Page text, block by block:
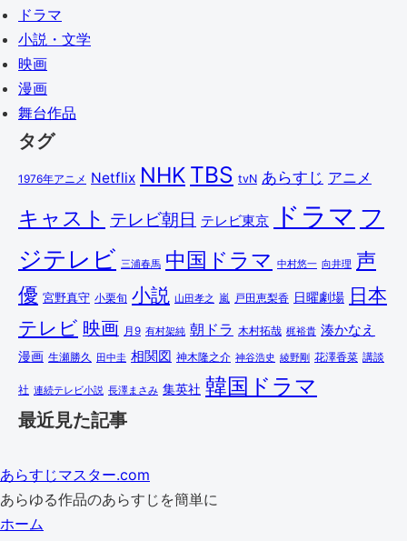
ドラマ
小説・文学
映画
漫画
舞台作品
タグ
1976年アニメ Netflix NHK TBS tvN あらすじ アニメ
キャスト テレビ朝日 テレビ東京 ドラマ フ
ジテレビ 三浦春馬 中国ドラマ 中村悠一 向井理 声
優 宮野真守 小栗旬 小説 山田孝之 嵐 戸田恵梨香 日曜劇場 日本
テレビ 映画 月9 有村架純 朝ドラ 木村拓哉 梶裕貴 湊かなえ
漫画 生瀬勝久 田中圭 相関図 神木隆之介 神谷浩史 綾野剛 花澤香菜 講談
社 連続テレビ小説 長澤まさみ 集英社 韓国ドラマ
最近見た記事
あらすじマスター.com
あらゆる作品のあらすじを簡単に
ホーム